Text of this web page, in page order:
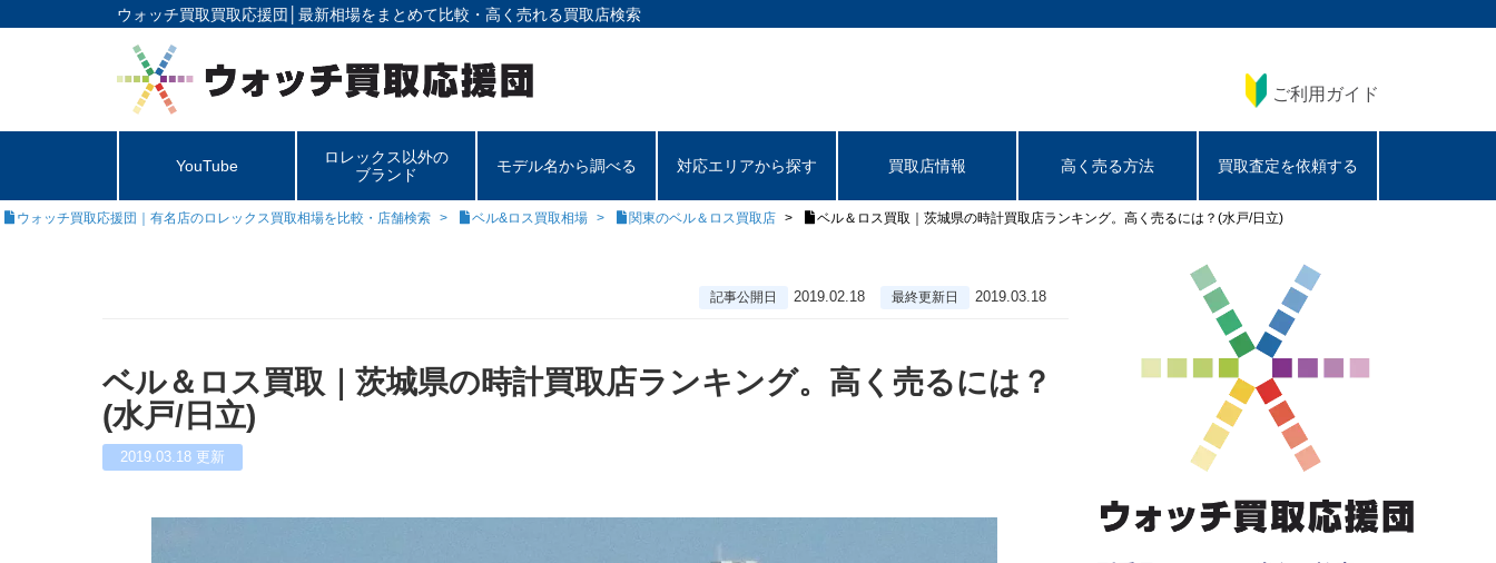
ウォッチ買取買取応援団│ 最新相場をまとめて比較・高く売れる買取店検索
ご利用ガイド
YouTube
ロレックス以外の
ブランド
モデル名から調べる 対応エリアから探す 買取店情報 高く売る方法 買取査定を依頼する
ウォッチ買取応援団｜有名店のロレックス買取相場を比較・店舗検索 ベル&ロス買取相場 関東のベル＆ロス買取店 ベル＆ロス買取｜茨城県の時計買取店ランキング。高く売るには？(水戸/日立)
記事公開日 2019.02.18 最終更新日 2019.03.18
ベル＆ロス買取｜茨城県の時計買取店ランキング。高く売るには？
(水戸/日立)
2019.03.18 更新